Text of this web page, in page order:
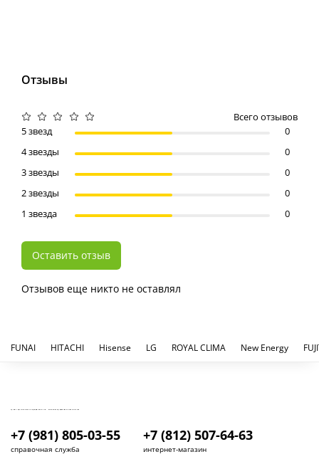
Отзывы
Отзывов еще никто не оставлял
Всего отзывов
5 звезд
0
4 звезды
0
3 звезды
0
2 звезды
0
1 звезда
0
Оставить отзыв
FUNAI HITACHI Hisense LG ROYAL CLIMA New Energy
+7 (981) 805-03-55
справочная служба
+7 (812) 507-64-63
интернет-магазин